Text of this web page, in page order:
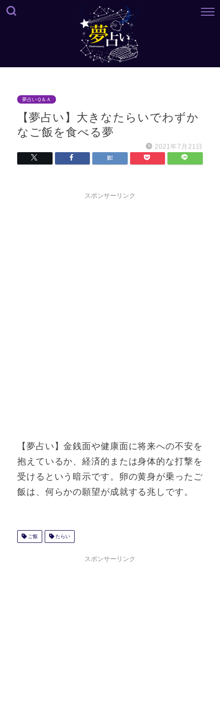
夢占いＱ＆Ａ
【夢占い】大きなたらいでわずか
なご飯を食べる夢
2021年7月21日
スポンサーリンク
【夢占い】金銭面や健康面に将来への不安を
抱えているか、経済的または身体的な打撃を
受けるという暗示です。卵の黄身が乗ったご
飯は、何らかの願望が成就する兆しです。
ご飯 たらい
スポンサーリンク